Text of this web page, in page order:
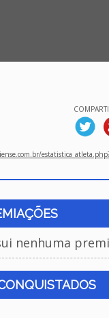
nenhuma